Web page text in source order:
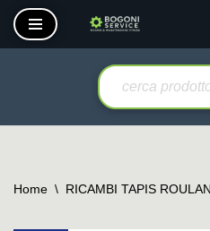
Vai
Home \ RICAMBI TAPIS